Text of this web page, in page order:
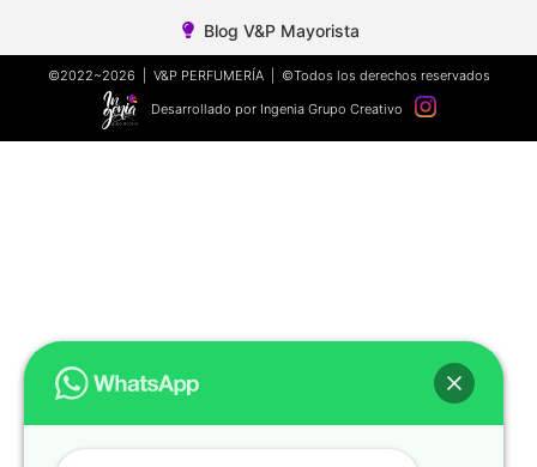
Blog V&P Mayorista
©2022~2026 | V&P PERFUMERÍA | ©Todos los derechos reservados
Desarrollado por Ingenia Grupo Creativo